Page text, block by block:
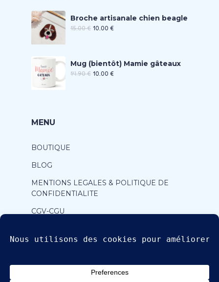
Broche artisanale chien beagle
15.00€ 10.00 €
Mug (bientôt) Mamie gâteaux
14.90€ 10.00 €
MENU
BOUTIQUE
BLOG
MENTIONS LEGALES & POLITIQUE DE
CONFIDENTIALITE
CGV-CGU